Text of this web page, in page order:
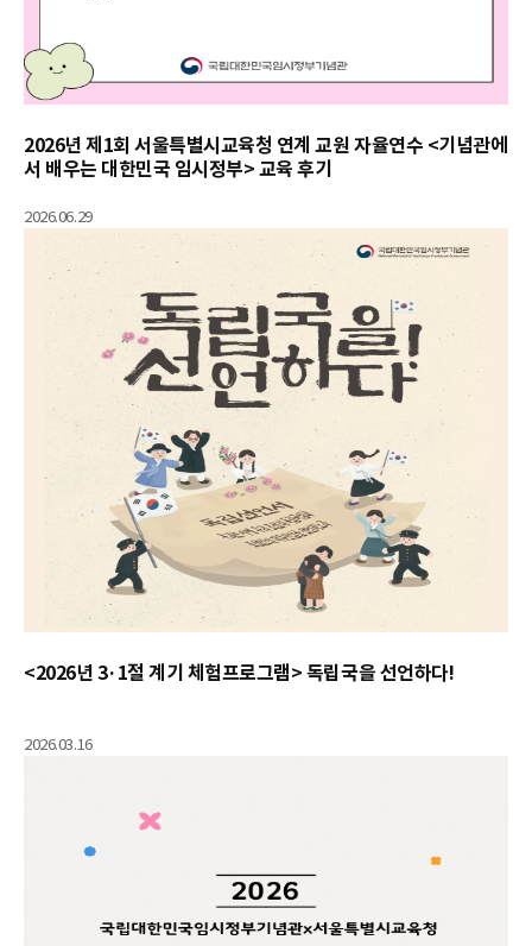
2026년 제1회 서울특별시교육청 연계 교원 자율연수 <기념관에
서 배우는 대한민국 임시정부> 교육 후기
2026.06.29
<2026년 3·1절 계기 체험프로그램> 독립국을 선언하다!
2026.03.16